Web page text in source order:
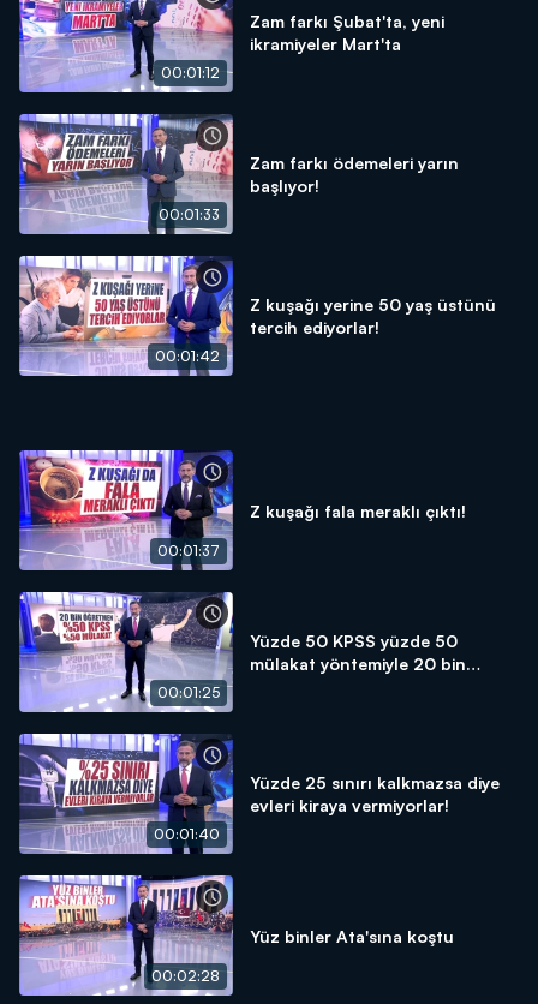
00:01:12
Zam farkı Şubat'ta, yeni
ikramiyeler Mart'ta
00:01:33
Zam farkı ödemeleri yarın
başlıyor!
00:01:42
Z kuşağı yerine 50 yaş üstünü
tercih ediyorlar!
00:01:37
Z kuşağı fala meraklı çıktı!
00:01:25
Yüzde 50 KPSS yüzde 50
mülakat yöntemiyle 20 bin
00:01:40
Yüzde 25 sınırı kalkmazsa diye
evleri kiraya vermiyorlar!
00:02:28
Yüz binler Ata'sına koştu